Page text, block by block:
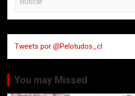
a
r
Tweets por @Pelotudos_cl
You may Missed